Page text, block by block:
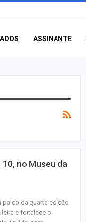
ASSINANTE
no Museu da
palco da quarta edição
e fortalece o
Aposta de Aracaju acerta
quina da Mega-Sena e leva
SENAI Sergipe abre
inscrições para 75 vagas